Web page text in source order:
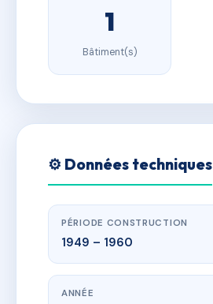
1
Bâtiment(s)
⚙️ Données techniques
PÉRIODE CONSTRUCTION
1949 – 1960
ANNÉE